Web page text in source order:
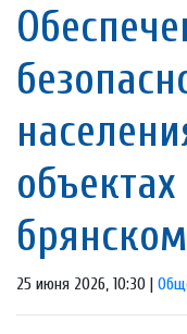
25 июня 2026, 10:30 |